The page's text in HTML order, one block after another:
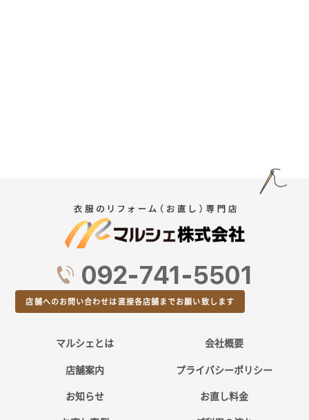
092-741-5501
店舗へのお問い合わせは直接各店舗までお願い致します
マルシェとは
会社概要
店舗案内
プライバシーポリシー
お知らせ
お直し料金